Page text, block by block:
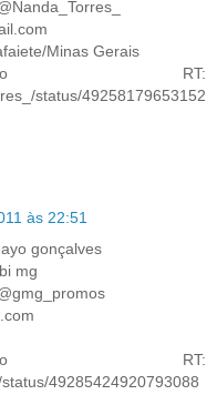
Minas Gerais
RT:
status/49258179653152
às 22:51
gonçalves
mg
RT:
49285424920793088